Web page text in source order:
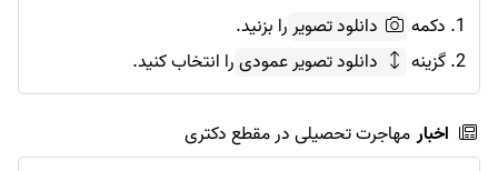
1. دکمه
دانلود تصویررا بزنید.
2. گزینه
دانلود تصویر عمودیرا انتخاب کنید.
اخبار مهاجرت تحصیلی در مقطع دکتری